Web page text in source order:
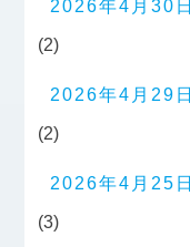
2026年4月30日
(2)
2026年4月29日
(2)
2026年4月25日
(3)